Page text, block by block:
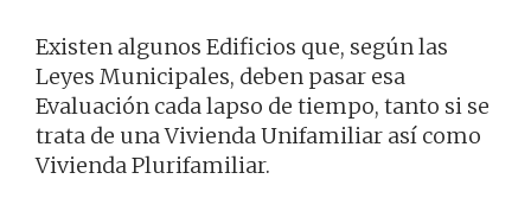
Existen algunos Edificios que, según las
Leyes Municipales, deben pasar esa
Evaluación cada lapso de tiempo, tanto si se
trata de una Vivienda Unifamiliar así como
Vivienda Plurifamiliar.